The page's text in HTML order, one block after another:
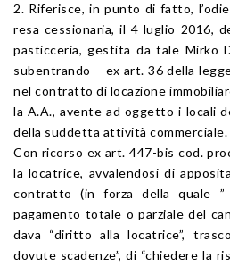
2. Riferisce, in punto di fatto,
resa cessionaria, il 4 luglio 2016,
pasticceria, gestita da tale Mirko
subentrando – ex art. 36 della
nel contratto di locazione
la A.A., avente ad oggetto i locali
della suddetta attività commerciale.
Con ricorso ex art. 447-bis cod.
la locatrice, avvalendosi di
contratto (in forza della quale
pagamento totale o parziale del
dava “diritto alla locatrice”,
dovute scadenze”, di “chiedere la